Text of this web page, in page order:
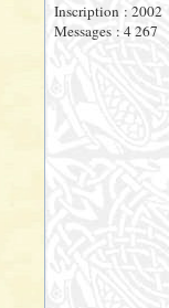
Inscription : 2002
Messages : 4 267